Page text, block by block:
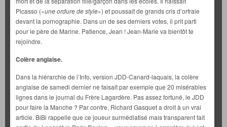
Picasso («une ordure de style») et poussait de grands cris d’orfraie
devant la pornographie. Dans un de ses derniers votes, il prit parti
pour le père de Marine. Patience, Jean ! Jean-Marie va bientôt te
rejoindre.
Colère anglaise.
Dans la hiérarchie de l’Info, version JDD-Canard-laquais, la colère
anglaise de samedi dernier ne faisait par exemple que 20 misérables
lignes dans le journal du Frère Lagardère. Pas assez fortuné, le JDD
pour faire la Manche ? Par contre, Richard Gasquet a droit à un vrai
article. BiBi rappelle que ce joueur surmédiatisé mais transparent fait